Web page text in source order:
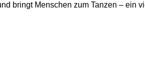
bringt Menschen zum Tanzen – ein